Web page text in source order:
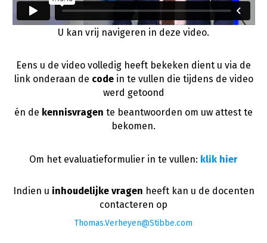
U kan vrij navigeren in deze video.
Eens u de video volledig heeft bekeken dient u via de
link onderaan de codein te vullen die tijdens de video
werd getoond
én de kennisvragen te beantwoorden om uw attest te
bekomen.
Om het evaluatieformulier in te vullen: klik hier
Indien u inhoudelijke vragen heeft kan u de docenten
contacteren op
Thomas.Verheyen@Stibbe.com